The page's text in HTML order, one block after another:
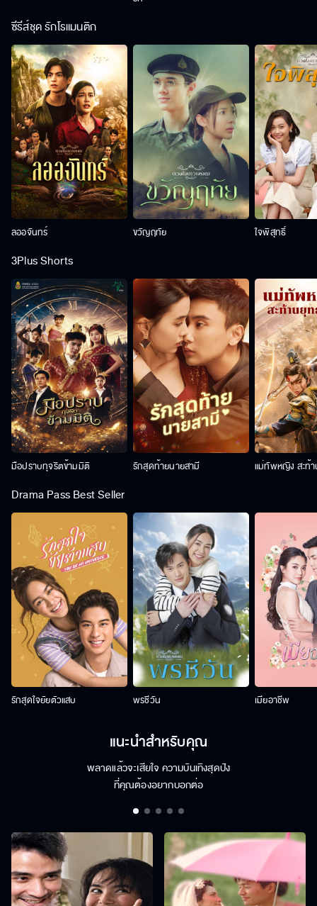
ซีรีส์ชุด รักโรแมนติก
ลออจันทร์ ขวัญฤทัย ใจพิสุทธิ์
3Plus Shorts
มือปราบทุจริตข้ามมิติ รักสุดท้ายนายสามี แม่ทัพหญิง สะท้
Drama Pass Best Seller
รักสุดใจยัยตัวแสบ พรชีวัน เมียอาชีพ
แนะนำสำหรับคุณ
พลาดแล้วจะเสียใจ ความบันเทิงสุดปัง
ที่คุณต้องอยากบอกต่อ